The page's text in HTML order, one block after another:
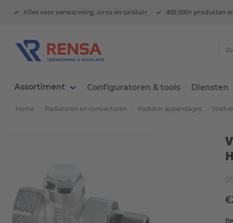
Alles voor verwarming, airco én sanitair 400.000+ producten
Assortiment Configuratoren & tools Diensten
Home Radiatoren en convectoren Radiator appendages